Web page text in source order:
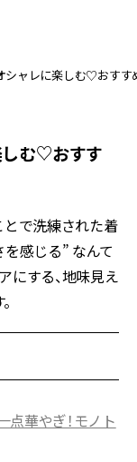
シャレに楽しむ♡おすす
しむ♡おすす
とで洗練された着
感じる” なんて
する、地味見え
点華やぎ！モノト